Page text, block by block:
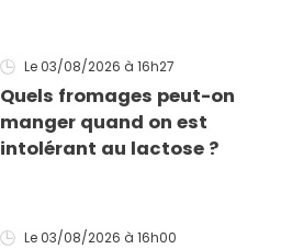
Le 03/08/2026 à 16h27
Quels fromages peut-on
manger quand on est
intolérant au lactose ?
Le 03/08/2026 à 16h00